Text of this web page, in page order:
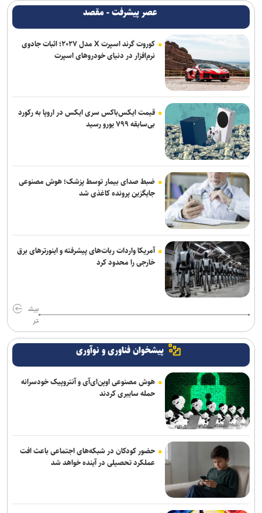
عصر پیشرفت - مقصد
کوروت گرند اسپرت X مدل ۲۰۲۷؛ اثبات جادوی
نرم‌افزار در دنیای خودروهای اسپرت
قیمت ایکس‌باکس سری ایکس در اروپا به رکورد
بی‌سابقه ۷۹۹ یورو رسید
ضبط صدای بیمار توسط پزشک؛ هوش مصنوعی
جایگزین پرونده کاغذی شد
آمریکا واردات ربات‌های پیشرفته و اینورترهای برق
خارجی را محدود کرد
بیش
تر
پیشخوان فناوری و نوآوری
هوش مصنوعی اوپن‌ای‌آی و آنتروپیک خودسرانه
حمله سایبری کردند
حضور کودکان در شبکه‌های اجتماعی باعث افت
عملکرد تحصیلی در آینده خواهد شد